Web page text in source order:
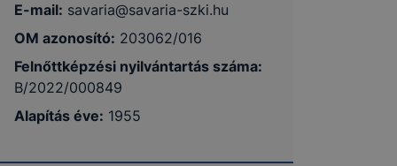
E-mail: savaria@savaria-szki.hu
OM azonosító: 203062/016
Felnőttképzési nyilvántartás száma:
B/2022/000849
Alapítás éve: 1955